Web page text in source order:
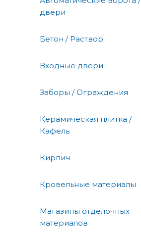
двери
Бетон / Раствор
Входные двери
Заборы / Ограждения
Керамическая плитка /
Кафель
Кирпич
Кровельные материалы
Магазины отделочных
материалов